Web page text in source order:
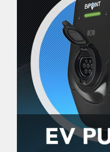
Moto servisi
Impressum
Dario Dinter - Moto TOZ
Igor Kreč - UmPaDrum
Igor Kukec Brmbi
Slaven Gajdek
MTC - Moto Tour Croatia
Moto putopisi
Vikend vožnje
Zanimljivost
Najave i noviteti